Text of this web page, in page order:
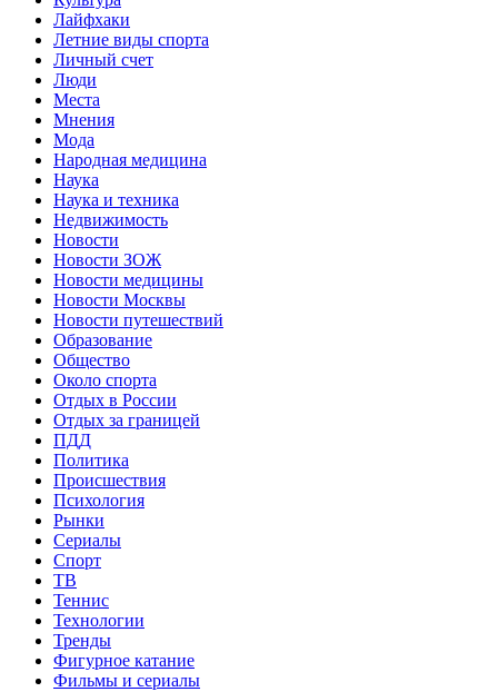
Лайфхаки
Летние виды спорта
Личный счет
Люди
Места
Мнения
Мода
Народная медицина
Наука
Наука и техника
Недвижимость
Новости
Новости ЗОЖ
Новости медицины
Новости Москвы
Новости путешествий
Образование
Общество
Около спорта
Отдых в России
Отдых за границей
ПДД
Политика
Происшествия
Психология
Рынки
Сериалы
Спорт
ТВ
Теннис
Технологии
Тренды
Фигурное катание
Фильмы и сериалы